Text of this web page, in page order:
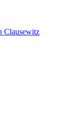
Clausewitz